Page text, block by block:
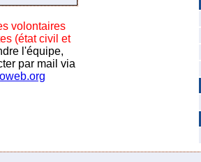
volontaires
(état civil et
l'équipe,
par mail via